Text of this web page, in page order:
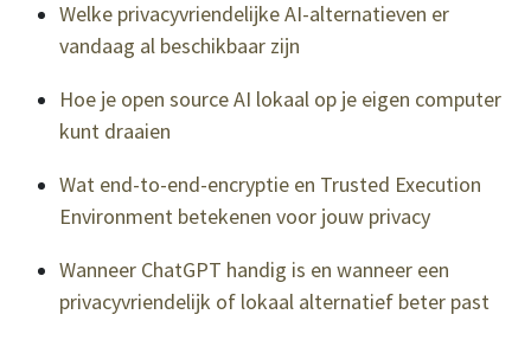
Welke privacyvriendelijke AI-alternatieven er
vandaag al beschikbaar zijn
Hoe je open source AI lokaal op je eigen computer
kunt draaien
Wat end-to-end-encryptie en Trusted Execution
Environment betekenen voor jouw privacy
Wanneer ChatGPT handig is en wanneer een
privacyvriendelijk of lokaal alternatief beter past